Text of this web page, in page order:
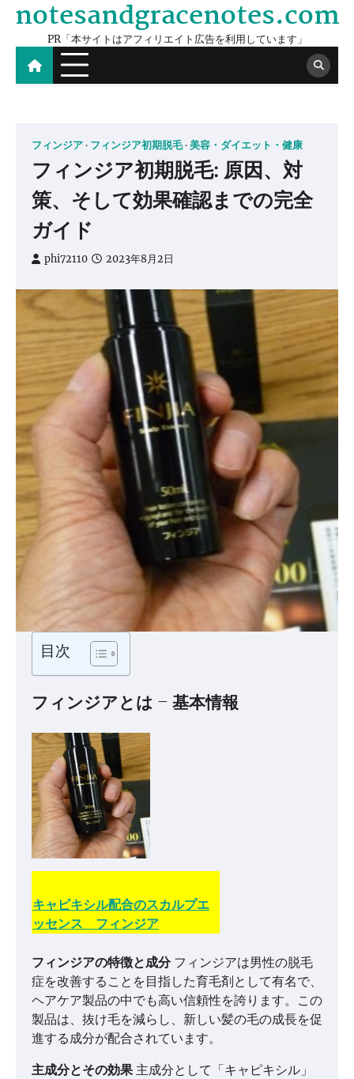
Skip
content
notesandgracenotes.com
PR「本サイトはアフィリエイト広告を利用しています」
フィンジア フィンジア初期脱毛 美容・ダイエット・健康
フィンジア初期脱毛: 原因、対
策、そして効果確認までの完全
ガイド
phi72110 2023年8月2日
目次
フィンジアとは – 基本情報
キャピキシル配合のスカルプエ
ッセンス フィンジア
フィンジアの特徴と成分フィンジアは男性の脱毛
症を改善することを目指した育毛剤として有名で、
ヘアケア製品の中でも高い信頼性を誇ります。この
製品は、抜け毛を減らし、新しい髪の毛の成長を促
進する成分が配合されています。
主成分とその効果 主成分として「キャピキシル」